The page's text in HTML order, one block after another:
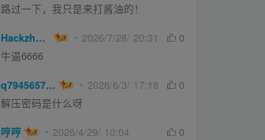
路过一下，我只是来打酱油的！
Hackzheng 2026/7/28/ 20:31
0
牛逼6666
q794565750 2026/6/3/ 17:18
0
解压密码是什么呀
哼哼 2026/4/29/ 10:04
0